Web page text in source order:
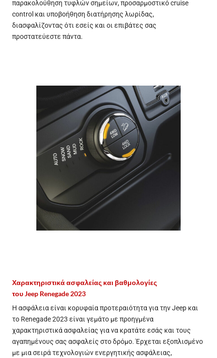
παρακολούθηση τυφλών σημείων, προσαρμοστικό cruise
control και υποβοήθηση διατήρησης λωρίδας,
διασφαλίζοντας ότι εσείς και οι επιβάτες σας
προστατεύεστε πάντα.
Χαρακτηριστικά ασφαλείας και βαθμολογίες
τουJeep Renegade 2023
Η ασφάλεια είναι κορυφαία προτεραιότητα για την Jeep και
το Renegade 2023 είναι γεμάτο με προηγμένα
χαρακτηριστικά ασφαλείας για να κρατάτε εσάς και τους
αγαπημένους σας ασφαλείς στο δρόμο. Έρχεται εξοπλισμένο
με μια σειρά τεχνολογιών ενεργητικής ασφάλειας,